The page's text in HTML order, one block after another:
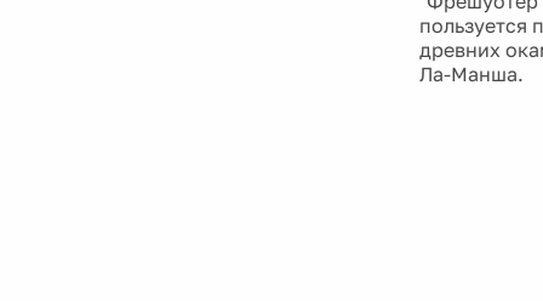
пользуется
древних
Ла-Манша.